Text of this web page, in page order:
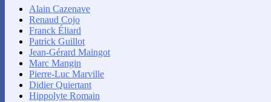
Alain Cazenave
Renaud Cojo
Franck Éliard
Patrick Guillot
Jean-Gérard Maingot
Marc Mangin
Pierre-Luc Marville
Didier Quiertant
Hippolyte Romain